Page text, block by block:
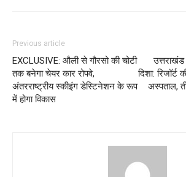
Previous article
EXCLUSIVE: औली से गौरसो की चोटी
तक बनेगा चेयर कार रोपवे,
अंतरराष्ट्रीय स्कीइंग डेस्टिनेशन के रूप
में होगा विकास
दिशा: रिजॉर्ट
अस्पताल,